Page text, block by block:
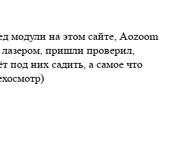
модули на этом сайте, Aozoom
пришли проверил,
под них садить, а самое что